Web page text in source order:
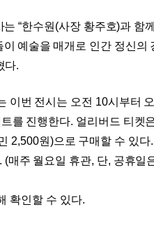
는“한수원 (사장 황주호)과 함
예술을 매개로 인간 정신의
다.
이번 전시는 오전 10시부터
를 진행한다. 얼리버드 티켓
2,500원)으로 구매할 수 있다.
(매주 월요일 휴관, 단, 공휴일
확인할 수 있다.